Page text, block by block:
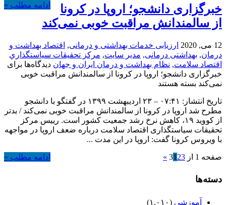
ادامه مطلب »
خبرگزاری دانشجو؛ اروپا در کرونا
از سالمندانش مراقبت خوبی نمی‌کند
12 می, 2020 ارزیابی خدمات بهداشتی و درمانی, اقتصاد بهداشت و
درمان, بهداشتی درمانی, مدیر سایت, مركز تحقيقات سياستگذاري
اقتصاد سلامت, نظام بهداشت و درمان ایران و جهان دیدگاه‌ها برای
خبرگزاری دانشجو؛ اروپا در کرونا از سالمندانش مراقبت خوبی
نمی‌کند بسته هستند
تاریخ انتشار: ۰۷:۴۱ – ۲۳ ارديبهشت ۱۳۹۹ در گفتگو با دانشجو
مطرح شد اروپا در کرونا از سالمندانش مراقبت خوبی نمی‌کند / بدتر
از کووید ۱۹، کاهش نرخ رشد جمعیت کشور است. رییس مرکز
تحقیقات سیاستگذاری اقتصاد سلامت درباره ضعف اروپا در مواجهه
با ویروس کرونا گفت: اروپا در این مدت ...
ادامه مطلب » صفحه 1 از 3 1 23
»
دسته‌ها
آموزشی (۱,۰۱۰)